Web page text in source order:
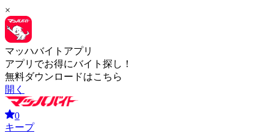
×
マッハバイトアプリ
アプリでお得にバイト探し！
無料ダウンロードはこちら
開く
0
キープ